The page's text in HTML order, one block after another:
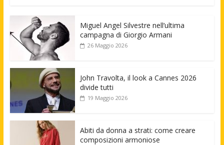
Miguel Angel Silvestre nell’ultima
campagna di Giorgio Armani
26 Maggio 2026
John Travolta, il look a Cannes 2026
divide tutti
19 Maggio 2026
Abiti da donna a strati: come creare
composizioni armoniose